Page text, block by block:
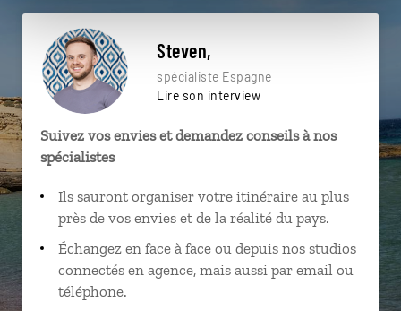
Steven,
spécialiste Espagne
Lire son interview
Suivez vos envies et demandez conseils à nos
spécialistes
Ils sauront organiser votre itinéraire au plus
près de vos envies et de la réalité du pays.
Échangez en face à face ou depuis nos studios
connectés en agence, mais aussi par email ou
téléphone.